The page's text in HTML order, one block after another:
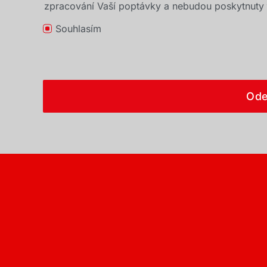
zpracování Vaší poptávky a nebudou poskytnuty
Souhlasím